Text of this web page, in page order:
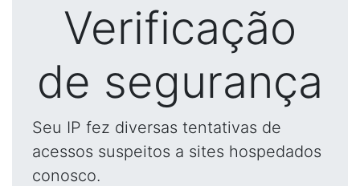
Verificação
de segurança
Seu IP fez diversas tentativas de
acessos suspeitos a sites hospedados
conosco.